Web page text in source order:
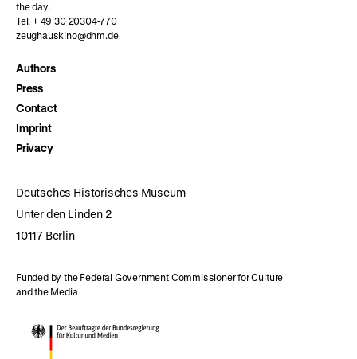
the day.
Tel. + 49 30 20304-770
zeughauskino@dhm.de
Authors
Press
Contact
Imprint
Privacy
Deutsches Historisches Museum
Unter den Linden 2
10117 Berlin
Funded by the Federal Government Commissioner for Culture
and the Media